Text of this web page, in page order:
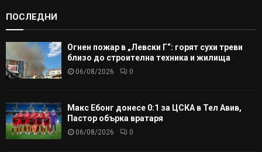
ПОСЛЕДНИ
Огнен пожар в „Левски Г“: горят сухи треви
близо до строителна техника и жилища
06/08/2026 0
Макс Ебонг донесе 0:1 за ЦСКА в Тел Авив,
Пастор обърка вратаря
06/08/2026 0